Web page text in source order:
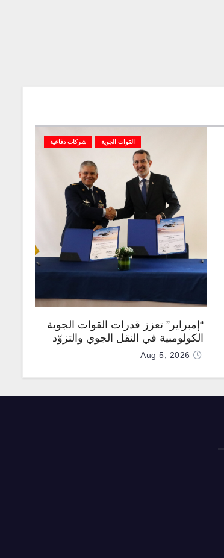
القوات الجوية شركات دفاعية
“إمبراير” تعزز قدرات القوات الجوية
الكولومبية في النقل الجوي والتزوّد
بالوقود جوًا من خلال تزويدها بطائرتي
Aug 5, 2026